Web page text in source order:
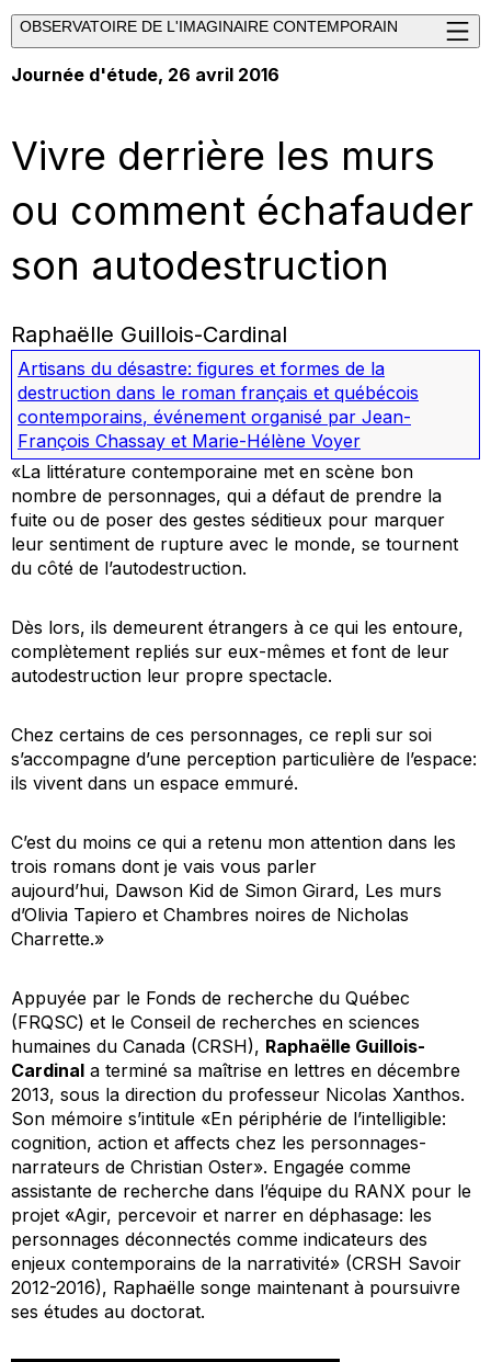
OBSERVATOIRE DE L'IMAGINAIRE CONTEMPORAIN
Journée d'étude, 26 avril 2016
Vivre derrière les murs
ou comment échafauder
son autodestruction
Raphaëlle Guillois-Cardinal
Artisans du désastre: figures et formes de la
destruction dans le roman français et québécois
contemporains, événement organisé par Jean-
François Chassay et Marie-Hélène Voyer
«La littérature contemporaine met en scène bon
nombre de personnages, qui a défaut de prendre la
fuite ou de poser des gestes séditieux pour marquer
leur sentiment de rupture avec le monde, se tournent
du côté de l’autodestruction.
Dès lors, ils demeurent étrangers à ce qui les entoure,
complètement repliés sur eux-mêmes et font de leur
autodestruction leur propre spectacle.
Chez certains de ces personnages, ce repli sur soi
s’accompagne d’une perception particulière de l’espace:
ils vivent dans un espace emmuré.
C’est du moins ce qui a retenu mon attention dans les
trois romans dont je vais vous parler
aujourd’hui, Dawson Kid de Simon Girard, Les murs
d’Olivia Tapiero et Chambres noires de Nicholas
Charrette.»
Appuyée par le Fonds de recherche du Québec
(FRQSC) et le Conseil de recherches en sciences
humaines du Canada (CRSH), Raphaëlle Guillois-
Cardinal a terminé sa maîtrise en lettres en décembre
2013, sous la direction du professeur Nicolas Xanthos.
Son mémoire s’intitule «En périphérie de l’intelligible:
cognition, action et affects chez les personnages-
narrateurs de Christian Oster». Engagée comme
assistante de recherche dans l’équipe du RANX pour le
projet «Agir, percevoir et narrer en déphasage: les
personnages déconnectés comme indicateurs des
enjeux contemporains de la narrativité» (CRSH Savoir
2012-2016), Raphaëlle songe maintenant à poursuivre
ses études au doctorat.